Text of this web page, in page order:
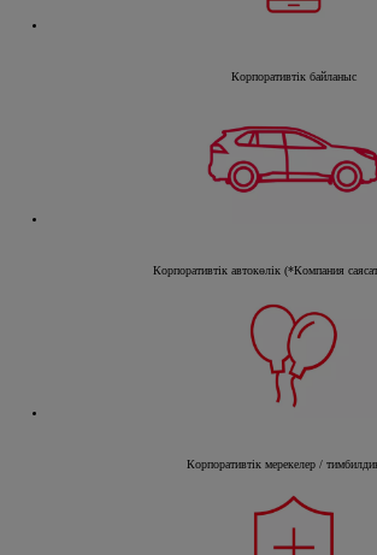
Корпоративтік байланыс
Корпоративтік автокөлік (*Компания
Корпоративтік мерекелер /